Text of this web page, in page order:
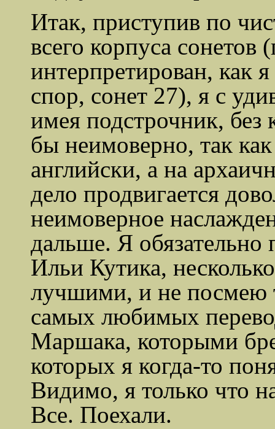
Итак, приступив по
всего корпуса
интерпретирован, как
спор, сонет 27), я с
имея подстрочник, без
бы неимоверно, так
английски, а на
дело продвигается
неимоверное
дальше. Я обязательно
Ильи Кутика,
лучшими, и не посмею
самых любимых
Маршака, которыми
которых я когда-то
Видимо, я только
Все. Поехали.